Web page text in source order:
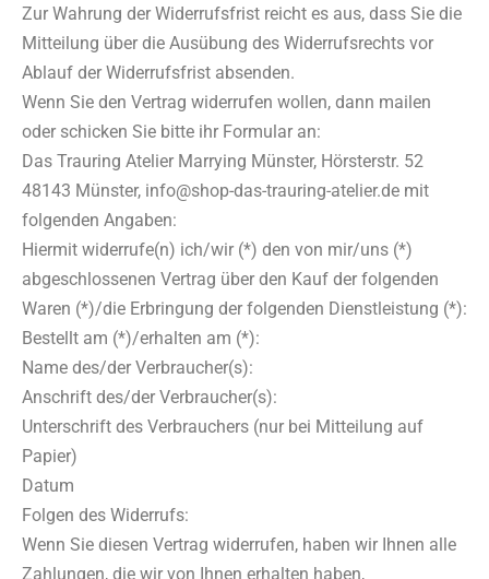
Zur Wahrung der Widerrufsfrist reicht es aus, dass Sie die
Mitteilung über die Ausübung des Widerrufsrechts vor
Ablauf der Widerrufsfrist absenden.
Wenn Sie den Vertrag widerrufen wollen, dann mailen
oder schicken Sie bitte ihr Formular an:
Das Trauring Atelier Marrying Münster, Hörsterstr. 52
48143 Münster, info@shop-das-trauring-atelier.de mit
folgenden Angaben:
Hiermit widerrufe(n) ich/wir (*) den von mir/uns (*)
abgeschlossenen Vertrag über den Kauf der folgenden
Waren (*)/die Erbringung der folgenden Dienstleistung (*):
Bestellt am (*)/erhalten am (*):
Name des/der Verbraucher(s):
Anschrift des/der Verbraucher(s):
Unterschrift des Verbrauchers (nur bei Mitteilung auf
Papier)
Datum
Folgen des Widerrufs:
Wenn Sie diesen Vertrag widerrufen, haben wir Ihnen alle
Zahlungen, die wir von Ihnen erhalten haben,